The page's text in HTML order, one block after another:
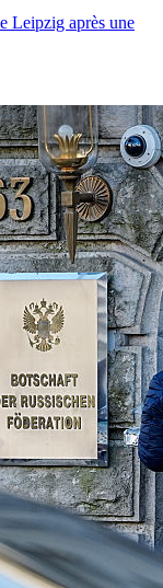
Leipzig après une